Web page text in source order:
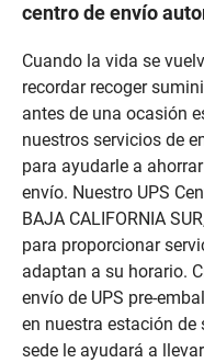
centro de envío
Cuando la vida se
recordar recoger
antes de una ocasión
nuestros servicios de
para ayudarle a
envío. Nuestro UPS
BAJA CALIFORNIA
para proporcionar
adaptan a su horario.
envío de UPS pre-
en nuestra estación de
sede le ayudará a